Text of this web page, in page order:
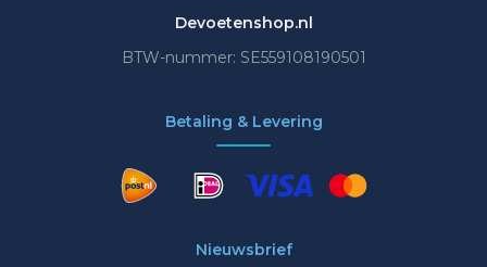
Devoetenshop.nl
BTW-nummer: SE559108190501
Betaling & Levering
Nieuwsbrief